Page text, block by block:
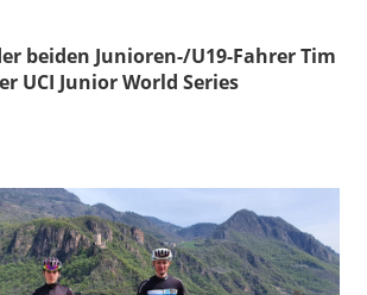
beiden Junioren-/U19-Fahrer Tim
UCI Junior World Series